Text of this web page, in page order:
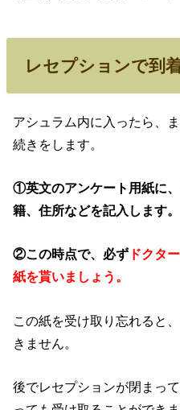
レセプションで到
アシュラム内に入ったら、
続きをします。
①英文のアンケート用紙に
籍、住所などを記入します。
②この時点で、必ず ドクタ
紙を貰いましょう。
この紙を受け取り忘れると
きません。
後でレセプションが閉まっ